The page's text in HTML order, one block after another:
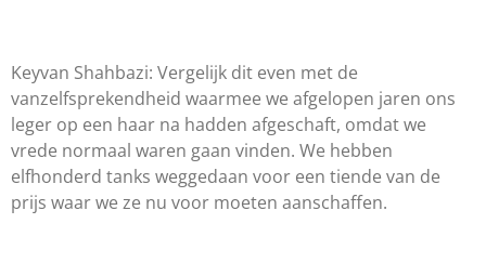
Keyvan Shahbazi: Vergelijk dit even met de
vanzelfsprekendheid waarmee we afgelopen jaren ons
leger op een haar na hadden afgeschaft, omdat we
vrede normaal waren gaan vinden. We hebben
elfhonderd tanks weggedaan voor een tiende van de
prijs waar we ze nu voor moeten aanschaffen.